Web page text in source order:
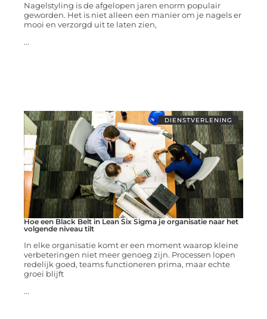
Nagelstyling is de afgelopen jaren enorm populair
geworden. Het is niet alleen een manier om je nagels er
mooi en verzorgd uit te laten zien,
...
DIENSTVERLENING
Hoe een Black Belt in Lean Six Sigma je organisatie naar het
volgende niveau tilt
In elke organisatie komt er een moment waarop kleine
verbeteringen niet meer genoeg zijn. Processen lopen
redelijk goed, teams functioneren prima, maar echte
groei blijft
...